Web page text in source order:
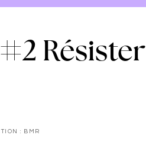
Résister
: BMR